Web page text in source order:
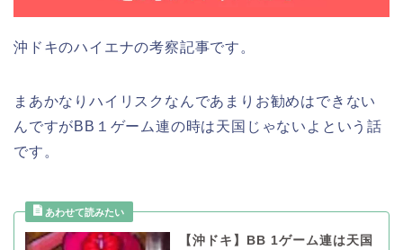
沖ドキのハイエナの考察記事です。
まあかなりハイリスクなんであまりお勧めはできない
んですがBB１ゲーム連の時は天国じゃないよという話
です。
【沖ドキ】BB 1ゲーム連は天国